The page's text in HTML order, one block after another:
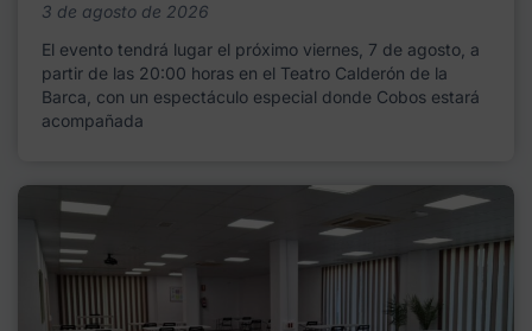
3 de agosto de 2026
El evento tendrá lugar el próximo viernes, 7 de agosto, a
partir de las 20:00 horas en el Teatro Calderón de la
Barca, con un espectáculo especial donde Cobos estará
acompañada